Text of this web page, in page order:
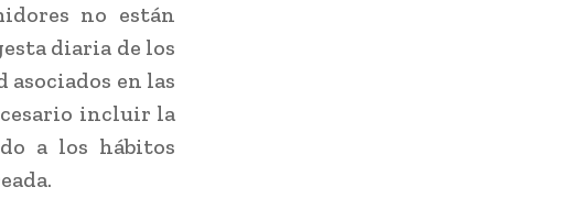
no están
diaria de los
asociados en las
incluir la
a los hábitos